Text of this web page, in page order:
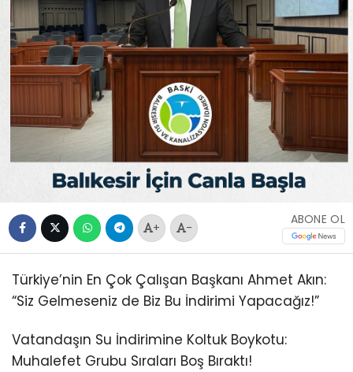
+ -
ABONE OL
Türkiye’nin En Çok Çalışan Başkanı Ahmet Akın:
“Siz Gelmeseniz de Biz Bu İndirimi Yapacağız!”
Vatandaşın Su İndirimine Koltuk Boykotu:
Muhalefet Grubu Sıraları Boş Bıraktı!